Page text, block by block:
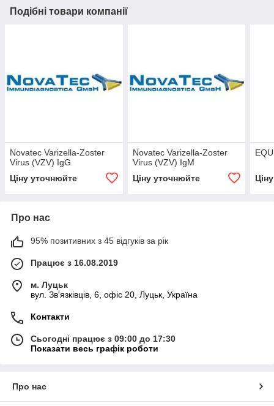
Подібні товари компанії
Novatec Varizella-Zoster
Virus (VZV) IgG
Ціну уточнюйте
Novatec Varizella-Zoster
Virus (VZV) IgM
Ціну уточнюйте
Про нас
95% позитивних з 45 відгуків за рік
Працює з 16.08.2019
м. Луцьк
вул. Зв'язківців, 6, офіс 20, Луцьк, Україна
Контакти
Сьогодні працює з 09:00 до 17:30
Показати весь графік роботи
Про нас